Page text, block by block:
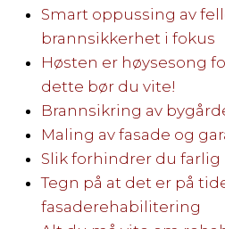
Smart oppussing av
brannsikkerhet i fokus
Høsten er høysesong
dette bør du vite!
Brannsikring av
Maling av fasade og
Slik forhindrer du farlig
Tegn på at det er på
fasaderehabilitering